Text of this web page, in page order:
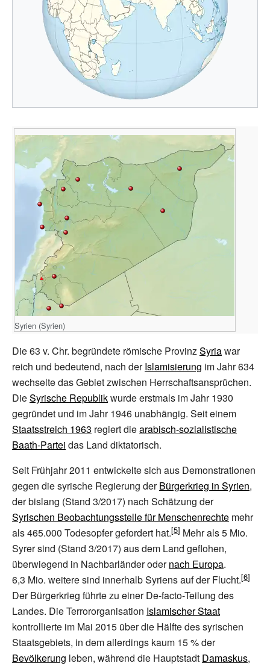
Syrien (Syrien)
Damaskus
Aleppo
Homs
LatakiaHama
Dar'a
as-
Suwaida
Tartus
Idlib
ar-
Raqqa
Deir
al-
Hasaka
Hermon
TÜRKEI
IRAK
LIBANON
ISRAEL
LEVAN-
TINISCHES
MEER
Assadsee
Die 63 v. Chr. begründete römische ProvinzSyriawar
reich und bedeutend, nach derIslamisierung im Jahr 634
wechselte das Gebiet zwischen Herrschaftsansprüchen.
DieSyrische Republikwurde erstmals im Jahr 1930
gegründet und im Jahr 1946 unabhängig. Seit einem
Staatsstreich 1963 regiert diearabisch-sozialistische
Baath-Partei das Land diktatorisch.
Seit Frühjahr 2011 entwickelte sich aus Demonstrationen
gegen die syrische Regierung derBürgerkrieg in Syrien,
der bislang (Stand 3/2017) nach Schätzung der
Syrischen Beobachtungsstelle für Menschenrechte mehr
als 465.000 Todesopfer gefordert hat. Mehr als 5 Mio.
Syrer sind (Stand 3/2017) aus dem Land geflohen,
überwiegend in Nachbarländer odernach Europa.
6,3 Mio. weitere sind innerhalb Syriens auf der Flucht.
Der Bürgerkrieg führte zu einer De-facto-Teilung des
Landes. Die Terrororganisation Islamischer Staat
kontrollierte im Mai 2015 über die Hälfte des syrischen
Staatsgebiets, in dem allerdings kaum 15% der
Bevölkerung leben, während die Hauptstadt Damaskus,